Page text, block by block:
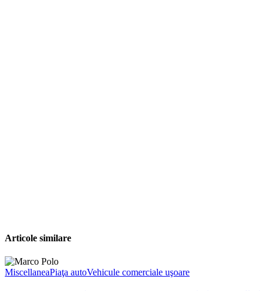
Articole similare
MiscellaneaPiaţa autoVehicule comerciale uşoare